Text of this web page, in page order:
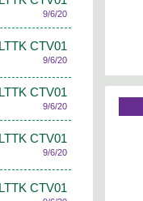
9/6/20
LTTK CTV01
9/6/20
LTTK CTV01
9/6/20
LTTK CTV01
9/6/20
LTTK CTV01